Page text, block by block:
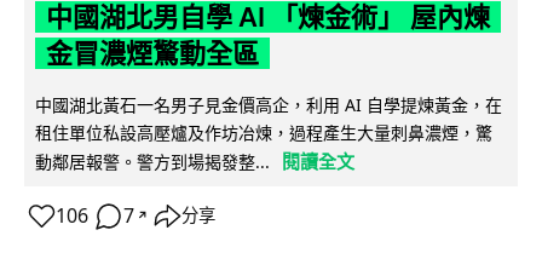
中國湖北男自學 AI 「煉金術」 屋內煉
金冒濃煙驚動全區
中國湖北黃石一名男子見金價高企，利用 AI 自學提煉黃金，在
租住單位私設高壓爐及作坊冶煉，過程產生大量刺鼻濃煙，驚
動鄰居報警。警方到場揭發整...
閱讀全文
106 7 ↗ 分享